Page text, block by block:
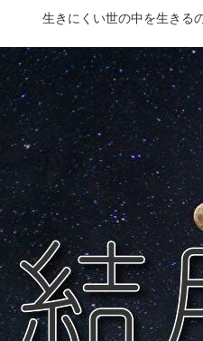
生きにくい世の中を生きる